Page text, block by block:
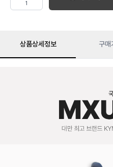
1
상품상세정보 구매